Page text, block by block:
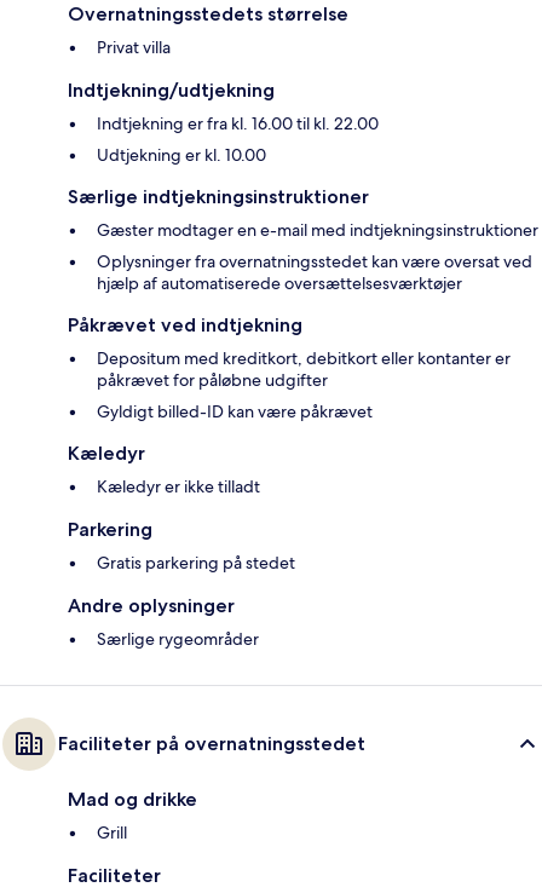
Overnatningsstedets størrelse
Privat villa
Indtjekning/udtjekning
Indtjekning er fra kl. 16.00 til kl. 22.00
Udtjekning er kl. 10.00
Særlige indtjekningsinstruktioner
Gæster modtager en e-mail med indtjekningsinstruktioner
Oplysninger fra overnatningsstedet kan være oversat ved
hjælp af automatiserede oversættelsesværktøjer
Påkrævet ved indtjekning
Depositum med kreditkort, debitkort eller kontanter er
påkrævet for påløbne udgifter
Gyldigt billed-ID kan være påkrævet
Kæledyr
Kæledyr er ikke tilladt
Parkering
Gratis parkering på stedet
Andre oplysninger
Særlige rygeområder
Faciliteter på overnatningsstedet
Mad og drikke
Grill
Faciliteter